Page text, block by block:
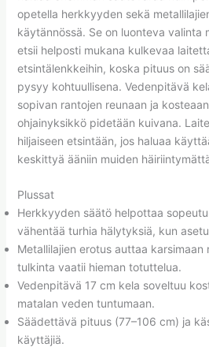
opetella herkkyyden sekä
käytännössä. Se on luonteva valinta
etsii helposti mukana kulkevaa
etsintälenkkeihin, koska pituus on
pysyy kohtuullisena. Vedenpitävä
sopivan rantojen reunaan ja
ohjainyksikkö pidetään kuivana.
hiljaiseen etsintään, jos haluaa
keskittyä ääniin muiden
Plussat
Herkkyyden säätö helpottaa
vähentää turhia hälytyksiä, kun
Metallilajien erotus auttaa karsimaan
tulkinta vaatii hieman totuttelua.
Vedenpitävä 17 cm kela soveltuu
matalan veden tuntumaan.
Säädettävä pituus (77–106 cm) ja
käyttäjiä.